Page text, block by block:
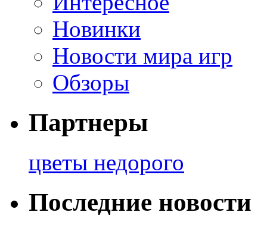
Новинки
Новости мира игр
Обзоры
Партнеры
цветы недорого
Последние новости